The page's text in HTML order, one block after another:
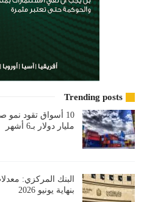
Trending posts
مليار دولار بـ6 أشهر
بنهاية يونيو 2026